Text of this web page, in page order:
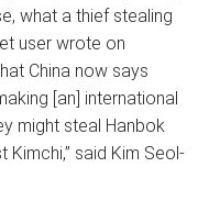
what a thief stealing
user wrote on
China now says
[an] international
might steal Hanbok
said Kim Seol-